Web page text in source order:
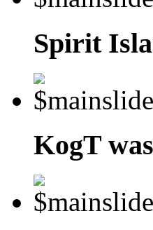
Spirit
KogT